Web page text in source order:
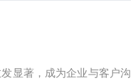
显著，成为企业与客户沟